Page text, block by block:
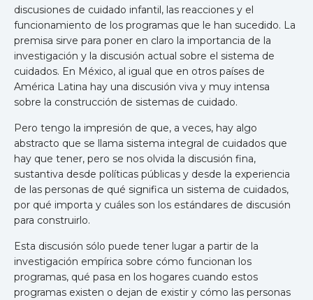
discusiones de cuidado infantil, las reacciones y el
funcionamiento de los programas que le han sucedido. La
premisa sirve para poner en claro la importancia de la
investigación y la discusión actual sobre el sistema de
cuidados. En México, al igual que en otros países de
América Latina hay una discusión viva y muy intensa
sobre la construcción de sistemas de cuidado.
Pero tengo la impresión de que, a veces, hay algo
abstracto que se llama sistema integral de cuidados que
hay que tener, pero se nos olvida la discusión fina,
sustantiva desde políticas públicas y desde la experiencia
de las personas de qué significa un sistema de cuidados,
por qué importa y cuáles son los estándares de discusión
para construirlo.
Esta discusión sólo puede tener lugar a partir de la
investigación empírica sobre cómo funcionan los
programas, qué pasa en los hogares cuando estos
programas existen o dejan de existir y cómo las personas